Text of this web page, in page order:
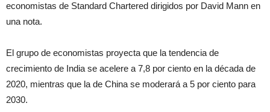
economistas de Standard Chartered dirigidos por David Mann en
una nota.
El grupo de economistas proyecta que la tendencia de
crecimiento de India se acelere a 7,8 por ciento en la década de
2020, mientras que la de China se moderará a 5 por ciento para
2030.